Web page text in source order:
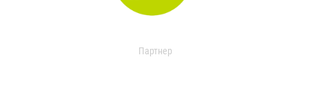
Партнер